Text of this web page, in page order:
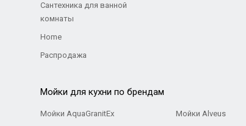
Сантехника для ванной
комнаты
Home
Распродажа
Мойки для кухни по брендам
Мойки AquaGranitEx Мойки Alveus